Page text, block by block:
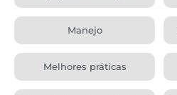
Manejo
Melhores práticas